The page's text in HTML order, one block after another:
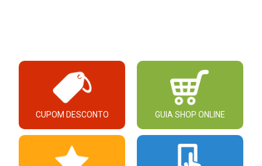
CUPOM DESCONTO GUIA SHOP ONLINE